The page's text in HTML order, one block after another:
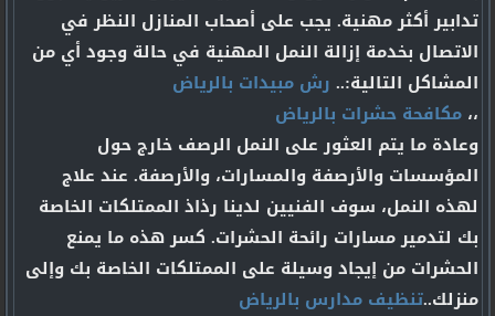
تدابير أكثر مهنية. يجب على أصحاب المنازل النظر في
الاتصال بخدمة إزالة النمل المهنية في حالة وجود أي من
المشاكل التالية:.. رش مبيدات بالرياض
،،مكافحة حشرات بالرياض
وعادة ما يتم العثور على النمل الرصف خارج حول
المؤسسات والأرصفة والمسارات، والأرصفة. عند علاج
لهذه النمل، سوف الفنيين لدينا رذاذ الممتلكات الخاصة
بك لتدمير مسارات رائحة الحشرات. كسر هذه ما يمنع
الحشرات من إيجاد وسيلة على الممتلكات الخاصة بك وإلى
منزلك..تنظيف مدارس بالرياض